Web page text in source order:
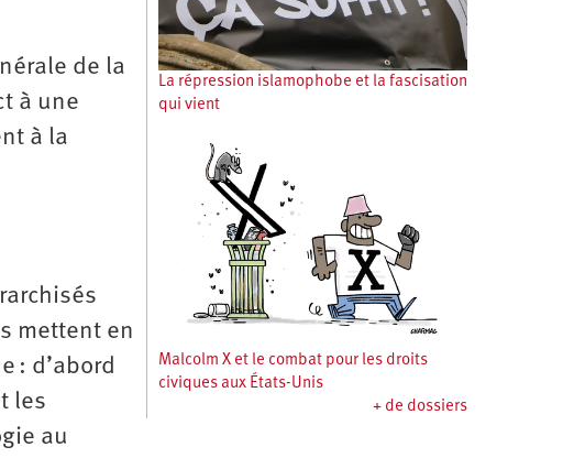
de la
à une
à la
mettent en
: d’abord
les
au
La répression islamophobe et la fascisation
qui vient
Malcolm X et le combat pour les droits
civiques aux États-Unis
+ de dossiers